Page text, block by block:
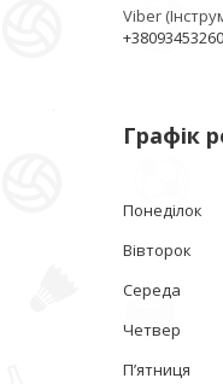
Viber
Графік
Понеділок
Вівторок
Середа
Четвер
Пʼятниця